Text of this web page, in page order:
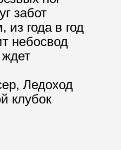
забот
из года в год
небосвод
ждет
Ледоход
клубок